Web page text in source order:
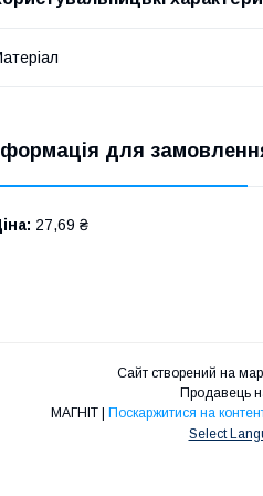
для
27,69 ₴
Сайт створений на
Продавець
МАГНІТ | Поскаржитися на
Select